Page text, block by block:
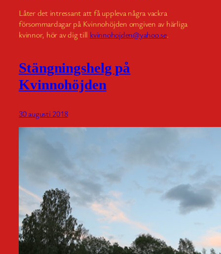
Låter det intressant att få uppleva några vackra
försommardagar på Kvinnohöjden omgiven av härliga
kvinnor, hör av dig till kvinnohojden@yahoo.se.
Stängningshelg på
Kvinnohöjden
30 augusti 2018